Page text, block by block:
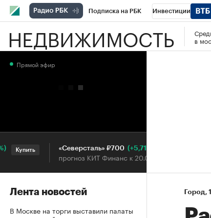
Подписка на РБК Инвестиции
РБК Вино Спорт Школа
НЕДВИЖИМОСТЬ
в
Город⁠,
Прямой эфир
Купить «Северсталь» ₽700 (+5,71%)
прогноз КИТ Финанс к 20.07.27
Лента новостей
В Москве на торги выставили палаты